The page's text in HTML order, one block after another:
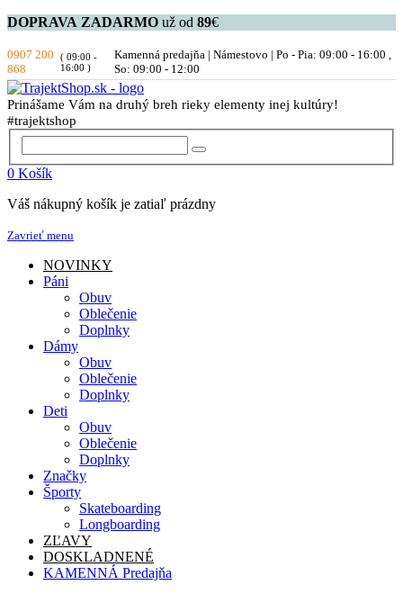
DOPRAVA ZADARMO už od 89€
0907 200
868
( 09:00 -
16:00 )
Kamenná predajňa | Námestovo | Po - Pia: 09:00 - 16:00 ,
So: 09:00 - 12:00
Prinášame Vám na druhý breh rieky elementy inej kultúry!
#trajektshop
0 Košík
Váš nákupný košík je zatiaľ prázdny
Zavrieť menu
NOVINKY
Páni
Obuv
Oblečenie
Doplnky
Dámy
Obuv
Oblečenie
Doplnky
Deti
Obuv
Oblečenie
Doplnky
Značky
Športy
Skateboarding
Longboarding
ZĽAVY
DOSKLADNENÉ
KAMENNÁ Predajňa